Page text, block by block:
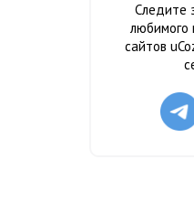
Следите
любимого
сайтов